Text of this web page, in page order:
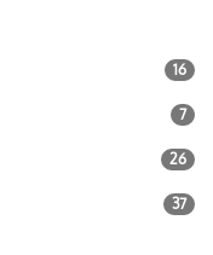
16
7
26
37